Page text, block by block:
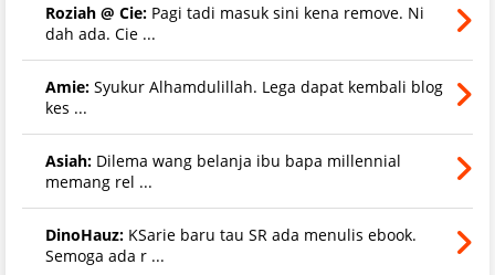
Roziah @ Cie: Pagi tadi masuk sini kena remove. Ni
dah ada. Cie ...
Amie: Syukur Alhamdulillah. Lega dapat kembali blog
kes ...
Asiah: Dilema wang belanja ibu bapa millennial
memang rel ...
DinoHauz: KSarie baru tau SR ada menulis ebook.
Semoga ada r ...